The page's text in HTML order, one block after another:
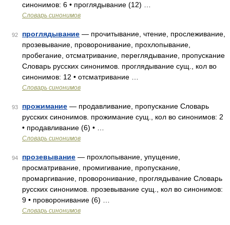
синонимов: 6 • проглядывание (12) …
Словарь синонимов
92 проглядывание — прочитывание, чтение, прослеживание,
прозевывание, проворонивание, прохлопывание,
пробегание, отсматривание, переглядывание, пропускание
Словарь русских синонимов. проглядывание сущ., кол во
синонимов: 12 • отсматривание …
Словарь синонимов
93 прожимание — продавливание, пропускание Словарь
русских синонимов. прожимание сущ., кол во синонимов: 2
• продавливание (6) • …
Словарь синонимов
94 прозевывание — прохлопывание, упущение,
просматривание, промигивание, пропускание,
промаргивание, проворонивание, проглядывание Словарь
русских синонимов. прозевывание сущ., кол во синонимов:
9 • проворонивание (6) …
Словарь синонимов